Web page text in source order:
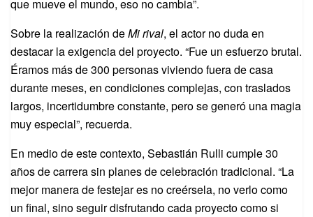
que mueve el mundo, eso no cambia”.
Sobre la realización deMi rival, el actor no duda en
destacar la exigencia del proyecto. “Fue un esfuerzo brutal.
Éramos más de 300 personas viviendo fuera de casa
durante meses, en condiciones complejas, con traslados
largos, incertidumbre constante, pero se generó una magia
muy especial”, recuerda.
En medio de este contexto, Sebastián Rulli cumple 30
años de carrera sin planes de celebración tradicional. “La
mejor manera de festejar es no creérsela, no verlo como
un final, sino seguir disfrutando cada proyecto como si